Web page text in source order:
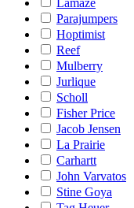
Lamaze
Parajumpers
Hoptimist
Reef
Mulberry
Jurlique
Scholl
Fisher Price
Jacob Jensen
La Prairie
Carhartt
John Varvatos
Stine Goya